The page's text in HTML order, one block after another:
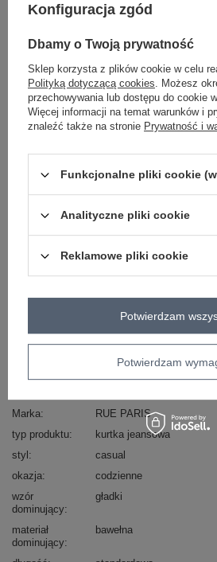
One size
ZALOGUJ SIĘ I
skład materiału : 97% bawełna, 3% elastan
sposób prania : pranie w pralce w 30°C
Marka
RUE PARIS
typ produktu
kurtka jeansowa
styl
casual
okazja
codzienne
wzór
dominujący
gładki
materiał
dominujący
bawełna
Konfiguracja zgód
Dbamy o Twoją prywatność
Sklep korzysta z plików cookie w celu
Polityką dotyczącą cookies. Możesz
przechowywania lub dostępu do cookie
Więcej informacji na temat warunków i
znaleźć także na stronie Prywatność i
Funkcjonalne pliki cookie
Analityczne pliki cookie
Reklamowe pliki cookie
Potwierdzam
Potwierdzam